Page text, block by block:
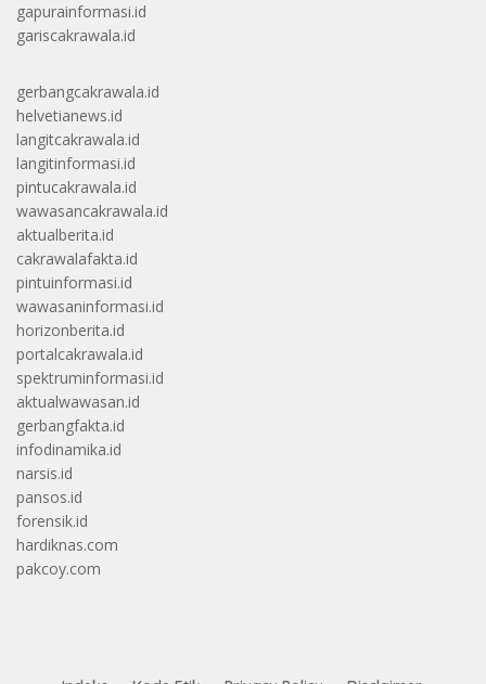
gapurainformasi.id
gariscakrawala.id
gerbangcakrawala.id
helvetianews.id
langitcakrawala.id
langitinformasi.id
pintucakrawala.id
wawasancakrawala.id
aktualberita.id
cakrawalafakta.id
pintuinformasi.id
wawasaninformasi.id
horizonberita.id
portalcakrawala.id
spektruminformasi.id
aktualwawasan.id
gerbangfakta.id
infodinamika.id
narsis.id
pansos.id
forensik.id
hardiknas.com
pakcoy.com